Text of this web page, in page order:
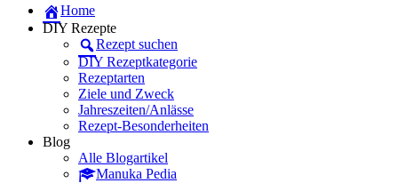
Manuka Magic – Natürlich schön:
Dein interaktiver DIY Beautyblog
Dein persönlicher interaktiver DIY Beautyblog
Home
DIY Rezepte
Rezept suchen
DIY Rezeptkategorie
Rezeptarten
Ziele und Zweck
Jahreszeiten/Anlässe
Rezept-Besonderheiten
Blog
Alle Blogartikel
Manuka Pedia